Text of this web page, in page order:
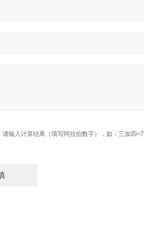
请输入计算结果（填写阿拉伯数字），如：三加四=7